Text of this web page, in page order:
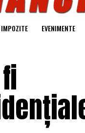
IMPOZITE EVENIMENTE